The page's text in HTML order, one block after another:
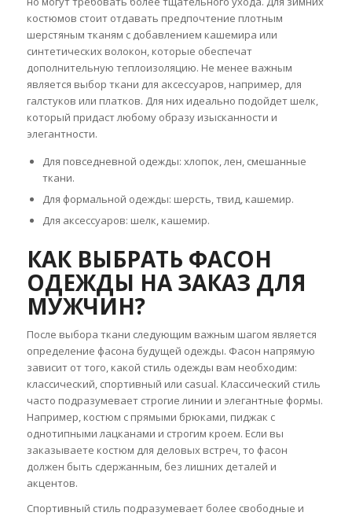
костюмов стоит отдавать предпочтение плотным
шерстяным тканям с добавлением кашемира или
синтетических волокон, которые обеспечат
дополнительную теплоизоляцию. Не менее важным
является выбор ткани для аксессуаров, например, для
галстуков или платков. Для них идеально подойдет шелк,
который придаст любому образу изысканности и
элегантности.
Для повседневной одежды: хлопок, лен, смешанные
ткани.
Для формальной одежды: шерсть, твид, кашемир.
Для аксессуаров: шелк, кашемир.
КАК ВЫБРАТЬ ФАСОН
ОДЕЖДЫ НА ЗАКАЗ ДЛЯ
МУЖЧИН?
После выбора ткани следующим важным шагом является
определение фасона будущей одежды. Фасон напрямую
зависит от того, какой стиль одежды вам необходим:
классический, спортивный или casual. Классический стиль
часто подразумевает строгие линии и элегантные формы.
Например, костюм с прямыми брюками, пиджак с
однотипными лацканами и строгим кроем. Если вы
заказываете костюм для деловых встреч, то фасон
должен быть сдержанным, без лишних деталей и
акцентов.
Спортивный стиль подразумевает более свободные и